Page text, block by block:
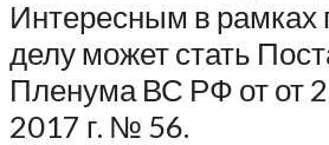
Интересным в рамках
делу может стать
Пленума ВС РФ от от
2017 г. № 56.